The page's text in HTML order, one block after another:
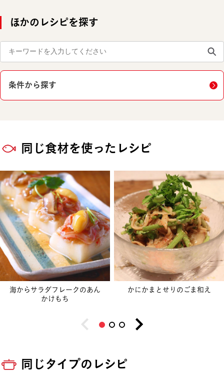
ほかのレシピを探す
条件から探す
同じ食材を使ったレシピ
海からサラダフレークのあん
かけもち
かにかまとせりのごま和え
同じタイプのレシピ